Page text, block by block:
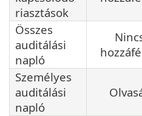
riasztások
Összes
auditálási
napló
Személyes
auditálási
napló